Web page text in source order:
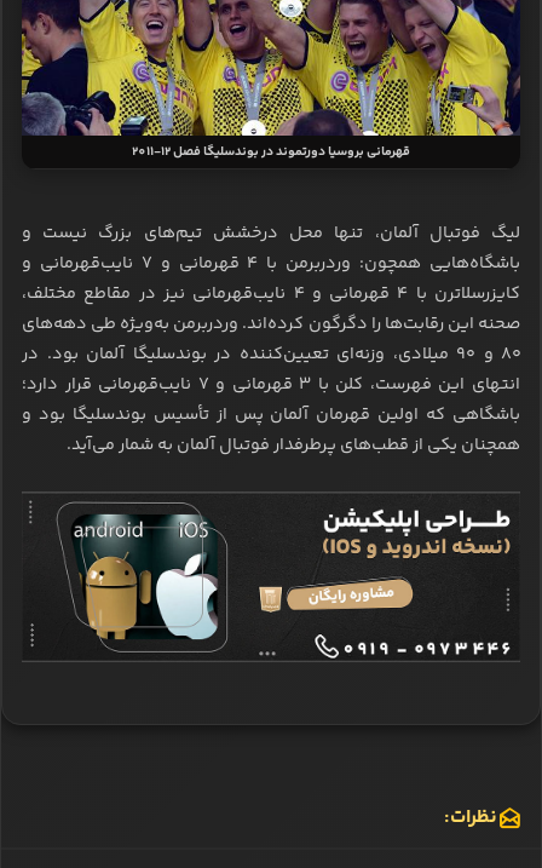
قهرمانی بروسیا دورتموند در بوندسلیگا فصل 12-2011
لیگ فوتبال آلمان، تنها محل درخشش تیم‌های بزرگ نیست و
باشگاه‌هایی همچون: وردربرمن با ۴ قهرمانی و ۷ نایب‌قهرمانی و
کایزرسلاترن با ۴ قهرمانی و ۴ نایب‌قهرمانی نیز در مقاطع مختلف،
صحنه این رقابت‌ها را دگرگون کرده‌اند. وردربرمن به‌ویژه طی دهه‌های
۸۰ و ۹۰ میلادی، وزنه‌ای تعیین‌کننده در بوندسلیگا آلمان بود. در
انتهای این فهرست، کلن با ۳ قهرمانی و ۷ نایب‌قهرمانی قرار دارد؛
باشگاهی که اولین قهرمان آلمان پس از تأسیس بوندسلیگا بود و
همچنان یکی از قطب‌های پرطرفدار فوتبال آلمان به شمار می‌آید.
نظرات: